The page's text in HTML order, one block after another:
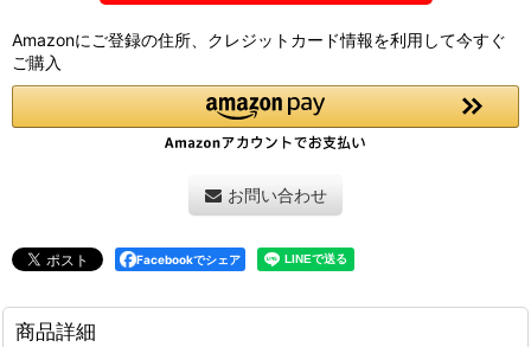
Amazonにご登録の住所、クレジットカード情報を利用して今すぐ
ご購入
お問い合わせ
Facebookでシェア
商品詳細